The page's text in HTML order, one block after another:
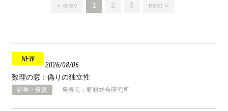
« prev 1 2 3 next »
2026 08 06
数理の窓：偽りの独立性
証券・投資 発表元：野村総合研究所